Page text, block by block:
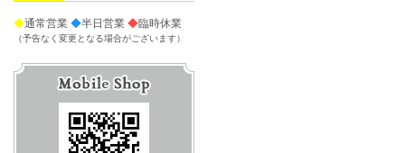
◆通常営業 ◆半日営業 ◆臨時休業
（予告なく変更となる場合がございます）